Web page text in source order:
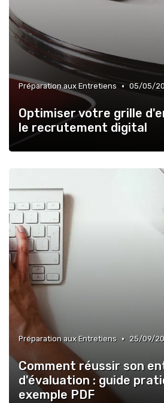
Préparation aux Entretiens • 05/05/
Optimiser votre grille
le recrutement digital
Préparation aux Entretiens • 25/09/
Comment réussir son
d'évaluation : guide
exemple PDF